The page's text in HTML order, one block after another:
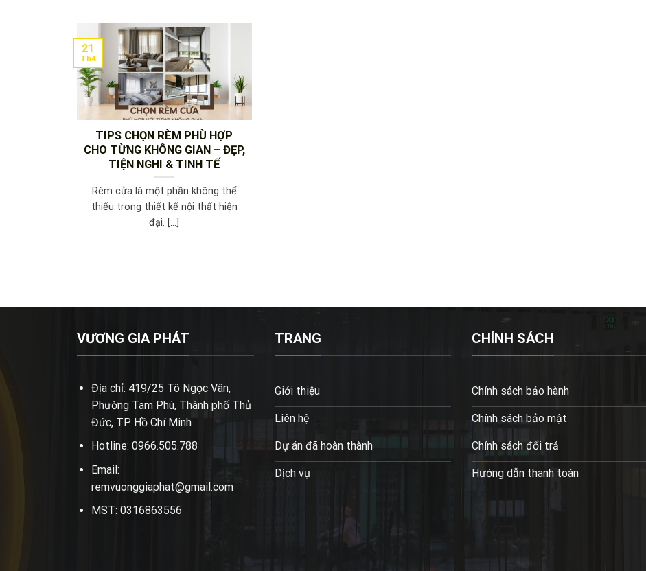
TIPS CHỌN RÈM PHÙ HỢP
CHO TỪNG KHÔNG GIAN – ĐẸP,
TIỆN NGHI & TINH TẾ
Rèm cửa là một phần không thể
thiếu trong thiết kế nội thất hiện
đại. [...]
21
Th4
VƯƠNG GIA PHÁT
Địa chỉ: 419/25 Tô Ngọc Vân,
Phường Tam Phú, Thành phố Thủ
Đức, TP Hồ Chí Minh
Hotline: 0966.505.788
Email:
remvuonggiaphat@gmail.com
MST: 0316863556
TRANG
Giới thiệu
Liên hệ
Dự án đã hoàn thành
Dịch vụ
CHÍNH SÁCH
Chính sách bảo hành
Chính sách bảo mật
Chính sách đổi trả
Hướng dẫn thanh toán